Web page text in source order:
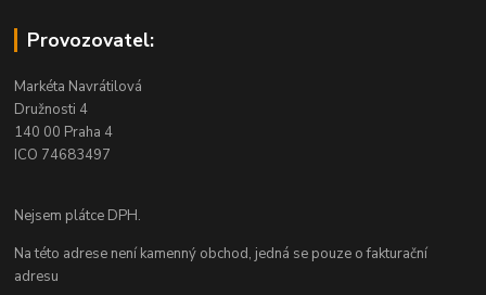
Provozovatel:
Markéta Navrátilová
Družnosti 4
140 00 Praha 4
ICO 74683497
Nejsem plátce DPH.
Na této adrese není kamenný obchod, jedná se pouze o fakturační
adresu